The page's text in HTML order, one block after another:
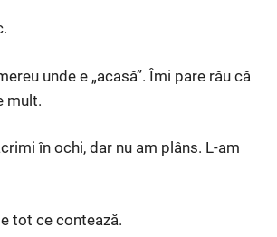
unde e „acasă”. Îmi pare rău că
mult.
în ochi, dar nu am plâns. L-am
tot ce contează.